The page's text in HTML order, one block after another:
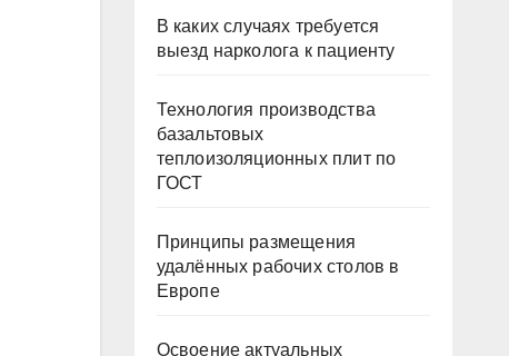
В каких случаях требуется
выезд нарколога к пациенту
Технология производства
базальтовых
теплоизоляционных плит по
ГОСТ
Принципы размещения
удалённых рабочих столов в
Европе
Освоение актуальных